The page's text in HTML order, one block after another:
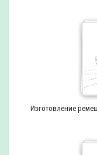
Изготовление